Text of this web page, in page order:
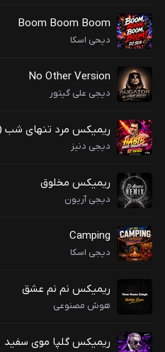
Boom Boom Boom
دیحی اسکا
No Other Version
دیجی علی گیتور
ریمیکس مرد تنهای شب
دیجی دنیز
ریمیکس مخلوق
دیجی آریون
Camping
دیجی اسکا
ریمیکس نم نم عشق
هوش مصنوعی
ریمیکس گلپا موی سفید